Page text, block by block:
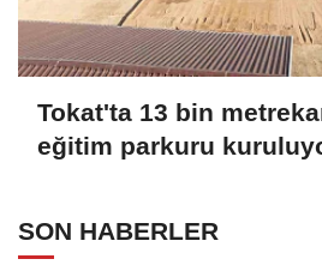
Tokat'ta 13 bin
eğitim parkuru
SON HABERLER